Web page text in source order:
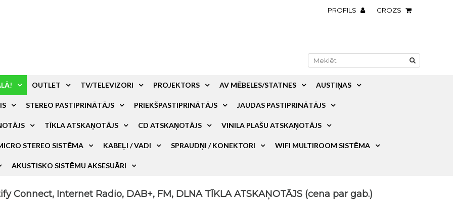
PROFILS GROZS
OUTLET TV/TELEVIZORI PROJEKTORS AV MĒBELES/STATNES AUSTIŅAS
STEREO PASTIPRINĀTĀJS PRIEKŠPASTIPRINĀTĀJS JAUDAS PASTIPRINĀTĀJS
TĪKLA ATSKAŅOTĀJS CD ATSKAŅOTĀJS VINILA PLAŠU ATSKAŅOTĀJS
STEREO SISTĒMA KABEĻI / VADI SPRAUDŅI / KONEKTORI WIFI MULTIROOM SISTĒMA
AKUSTISKO SISTĒMU AKSESUĀRI
Connect, Internet Radio, DAB+, FM, DLNA TĪKLA ATSKAŅOTĀJS (cena par gab.)